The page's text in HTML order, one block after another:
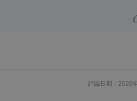
評論日期：2026